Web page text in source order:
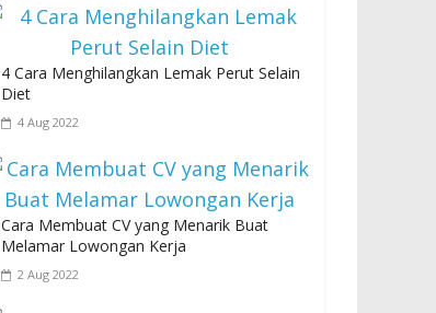
4 Cara Menghilangkan Lemak Perut Selain
Diet
4 Aug 2022
Cara Membuat CV yang Menarik Buat
Melamar Lowongan Kerja
2 Aug 2022